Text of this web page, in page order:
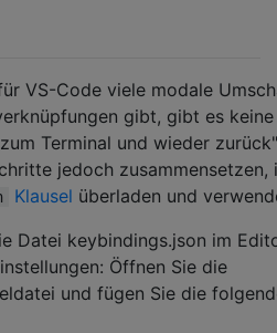
VS-Code viele modale
gibt, gibt es
Terminal und wieder
jedoch zusammensetzen,
Klausel überladen und
Datei keybindings.json im
Öffnen Sie die
und fügen Sie die